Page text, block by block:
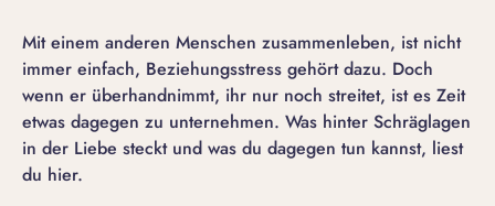
Mit einem anderen Menschen zusammenleben, ist nicht
immer einfach, Beziehungsstress gehört dazu. Doch
wenn er überhandnimmt, ihr nur noch streitet, ist es Zeit
etwas dagegen zu unternehmen. Was hinter Schräglagen
in der Liebe steckt und was du dagegen tun kannst, liest
du hier.